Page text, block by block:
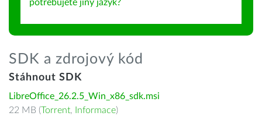
potřebujete jiný jazyk?
SDK a zdrojový kód
Stáhnout SDK
LibreOffice_26.2.5_Win_x86_sdk.msi
22 MB (Torrent, Informace)